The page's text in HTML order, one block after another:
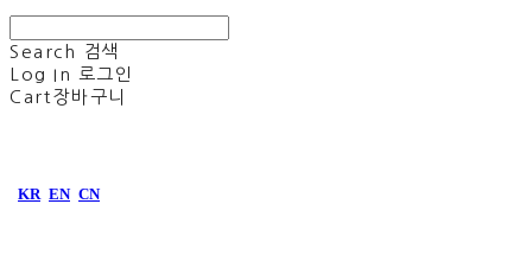
Search
검색
Log In 로그인
Cart 장바구니
KR EN CN